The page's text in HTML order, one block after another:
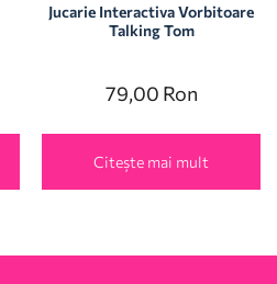
Jucarie Interactiva Vorbitoare
Talking Tom
79,00 Ron
Citește mai mult